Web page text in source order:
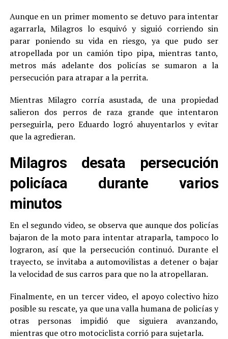
Aunque en un primer momento se detuvo para intentar
agarrarla, Milagros lo esquivó y siguió corriendo sin
parar poniendo su vida en riesgo, ya que pudo ser
atropellada por un camión tipo pipa, mientras tanto,
metros más adelante dos policías se sumaron a la
persecución para atrapar a la perrita.
Mientras Milagro corría asustada, de una propiedad
salieron dos perros de raza grande que intentaron
perseguirla, pero Eduardo logró ahuyentarlos y evitar
que la agredieran.
Milagros desata persecución
policíaca durante varios
minutos
En el segundo video, se observa que aunque dos policías
bajaron de la moto para intentar atraparla, tampoco lo
lograron, así que la persecución continuó. Durante el
trayecto, se invitaba a automovilistas a detener o bajar
la velocidad de sus carros para que no la atropellaran.
Finalmente, en un tercer video, el apoyo colectivo hizo
posible su rescate, ya que una valla humana de policías y
otras personas impidió que siguiera avanzando,
mientras que otro motociclista corrió para sujetarla.